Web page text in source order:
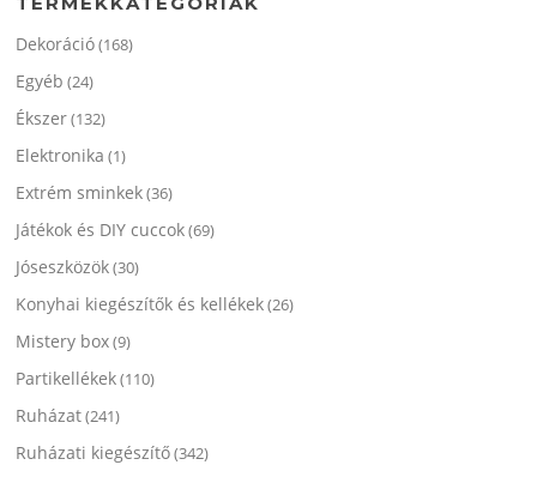
Dekoráció(168)
Egyéb (24)
Ékszer(132)
Elektronika (1)
Extrém sminkek(36)
Játékok és DIY cuccok(69)
Jóseszközök(30)
Konyhai kiegészítők és kellékek(26)
Mistery box(9)
Partikellékek(110)
Ruházat(241)
Ruházati kiegészítő(342)